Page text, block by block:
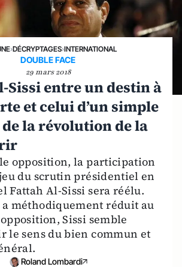
›DÉCRYPTAGES›INTERNATIONAL
DOUBLE FACE
29 mars 2018
Sissi entre un destin à
et celui d’un simple
la révolution de la
opposition, la participation
du scrutin présidentiel en
Fattah Al-Sissi sera réélu.
méthodiquement réduit au
Sissi semble
le sens du bien commun et
Roland Lombardi